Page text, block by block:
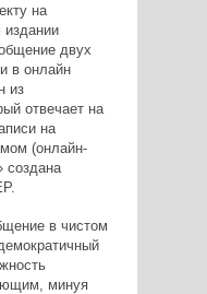
на
издании
двух
в онлайн
из
отвечает на
на
(онлайн-
создана
в чистом
минуя